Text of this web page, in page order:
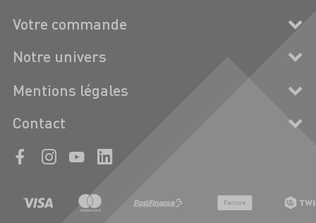
Votre commande
Notre univers
Mentions légales
Contact